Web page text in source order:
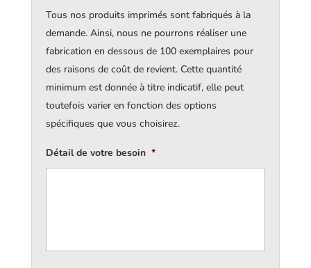
Tous nos produits imprimés sont fabriqués à la
demande. Ainsi, nous ne pourrons réaliser une
fabrication en dessous de 100 exemplaires pour
des raisons de coût de revient. Cette quantité
minimum est donnée à titre indicatif, elle peut
toutefois varier en fonction des options
spécifiques que vous choisirez.
Détail de votre besoin *